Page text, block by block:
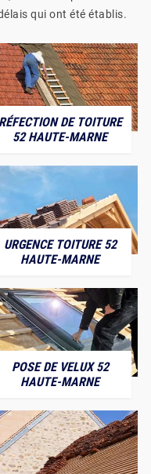
qui ont été établis.
RÉFECTION DE TOITURE
52 HAUTE-MARNE
URGENCE TOITURE 52
HAUTE-MARNE
POSE DE VELUX 52
HAUTE-MARNE